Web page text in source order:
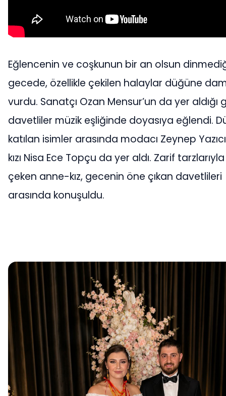
Eğlencenin ve coşkunun bir an olsun
gecede, özellikle çekilen halaylar düğüne
vurdu. Sanatçı Ozan Mensur’un da yer aldığı
davetliler müzik eşliğinde doyasıya eğlendi.
katılan isimler arasında modacı Zeynep
kızı Nisa Ece Topçu da yer aldı. Zarif
çeken anne-kız, gecenin öne çıkan davetlileri
arasında konuşuldu.